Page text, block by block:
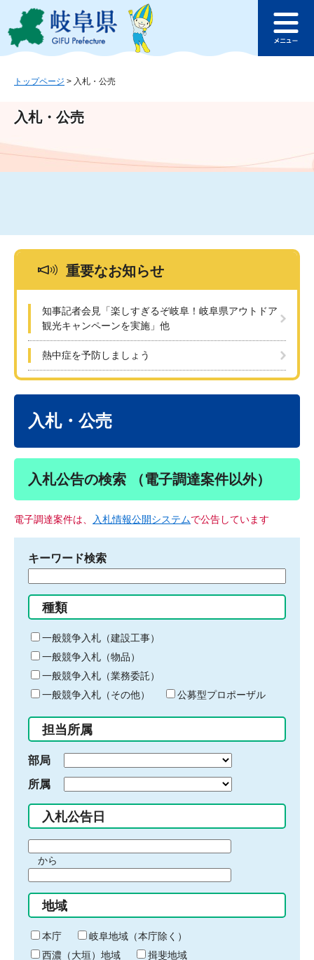
ジ
ュ
文
このページの本文へ
ュ
トップページ > 入札・公売
入札・公売
重要なお知らせ
知事記者会見「楽しすぎるぞ岐阜！岐阜県アウトドア
観光キャンペーンを実施」他
熱中症を予防しましょう
入札・公売
入札公告の検索 （電子調達案件以外）
電子調達案件は、 入札情報公開システムで公告しています
キーワード検索
る
キ
ー
ワ
ー
ド
入
力
種類
一般競争入札（建設工事）
一般競争入札（物品）
一般競争入札（業務委託）
一般競争入札（その他）
公募型プロポーザル
担当所属
部局
所属
入札公告日
間
始
り
から
間
終
わ
り
地域
本庁
岐阜地域（本庁除く）
西濃（大垣）地域
揖斐地域